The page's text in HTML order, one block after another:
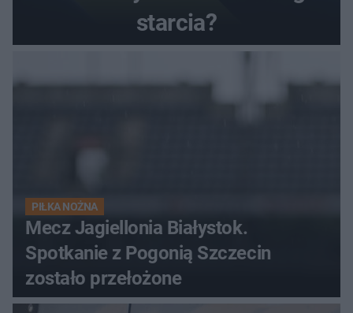
starcia?
PIŁKA NOŻNA
Mecz Jagiellonia Białystok.
Spotkanie z Pogonią Szczecin
zostało przełożone